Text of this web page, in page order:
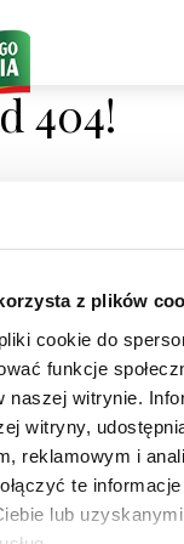
z plików
cookie do
funkcje
naszej witrynie.
witryny,
reklamowym i
te
lub
404!
odwiedzić/
niedostępny.
adresu lub